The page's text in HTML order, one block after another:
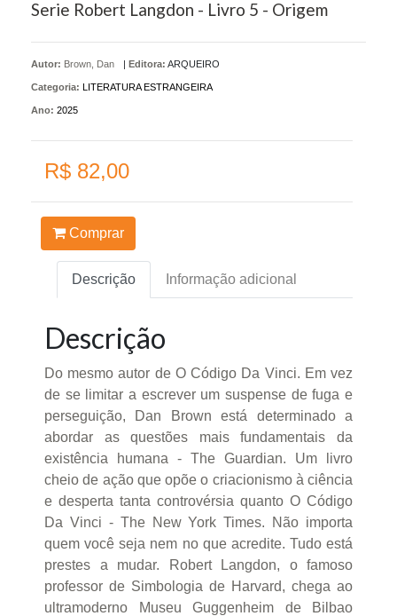
Serie Robert Langdon - Livro 5 - Origem
Autor: Brown, Dan Editora: ARQUEIRO
Categoria: LITERATURA ESTRANGEIRA
Ano: 2025
R$ 82,00
Comprar
Descrição Informação adicional
Descrição
Do mesmo autor de O Código Da Vinci. Em vez
de se limitar a escrever um suspense de fuga e
perseguição, Dan Brown está determinado a
abordar as questões mais fundamentais da
existência humana - The Guardian. Um livro
cheio de ação que opõe o criacionismo à ciência
e desperta tanta controvérsia quanto O Código
Da Vinci - The New York Times. Não importa
quem você seja nem no que acredite. Tudo está
prestes a mudar. Robert Langdon, o famoso
professor de Simbologia de Harvard, chega ao
ultramoderno Museu Guggenheim de Bilbao